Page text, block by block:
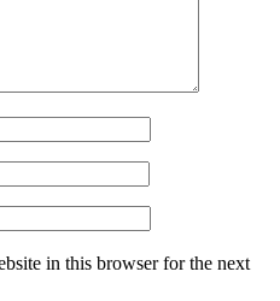
in this browser for the next